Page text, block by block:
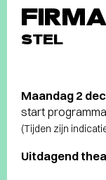
STEL
Maandag 2
start programma
(Tijden zijn
Uitdagend